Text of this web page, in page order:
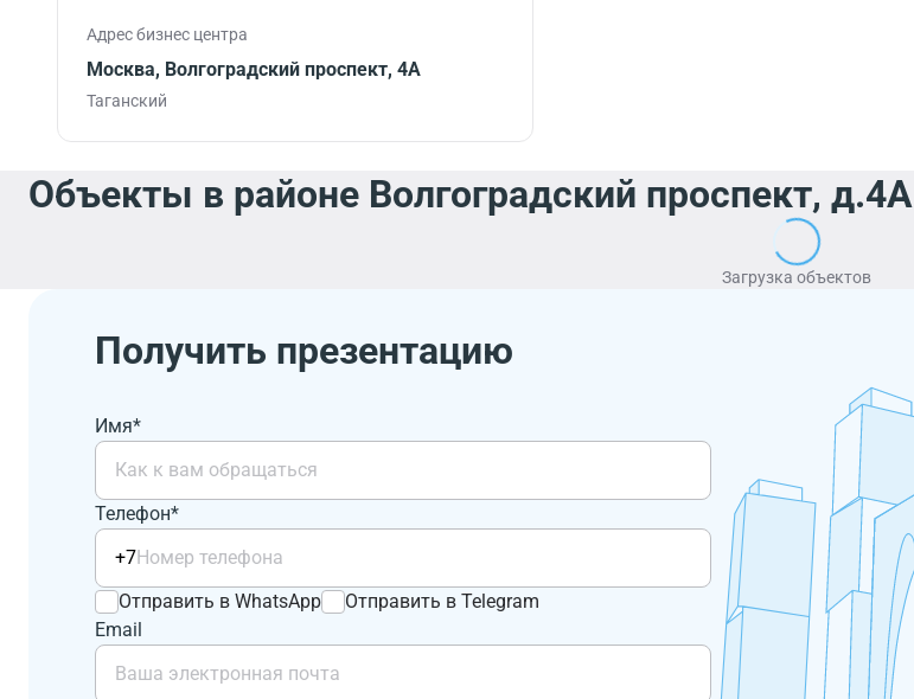
Адрес бизнес центра
Москва, Волгоградский проспект, 4А
Таганский
Объекты в районе Волгоградский проспект, д.4А
Загрузка объектов
Получить презентацию
Имя*
Телефон*
+7
Отправить в WhatsApp
Отправить в Telegram
Email